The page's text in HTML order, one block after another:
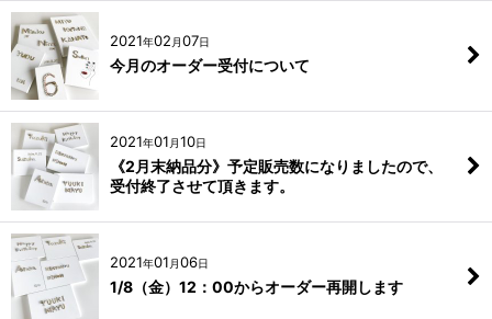
2021年02 月07日
今月のオーダー受付について
2021年01 月10日
《2月末納品分》予定販売数になりましたので、
受付終了させて頂きます。
2021年01 月06日
1/8（金）12：00からオーダー再開します